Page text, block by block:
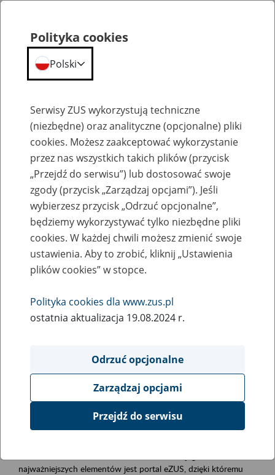
Szkolenia
Zaproś ZUS do siebie - zakładanie profili
eZUS w siedzibie Twojej firmy
Rodzaj wydarzenia
Szkolenia
Obszar merytoryczny
obsługa klientów
Opis wydarzenia
Platforma Usług Elektronicznych ZUS eZUS
najważniejszych elementów jest portal eZUS, dzięki któremu
Polityka cookies
Polski
Serwisy ZUS wykorzystują techniczne
(niezbędne) oraz analityczne (opcjonalne) pliki
cookies. Możesz zaakceptować wykorzystanie
przez nas wszystkich takich plików (przycisk
„Przejdź do serwisu”) lub dostosować swoje
zgody (przycisk „Zarządzaj opcjami”). Jeśli
wybierzesz przycisk „Odrzuć opcjonalne”,
będziemy wykorzystywać tylko niezbędne pliki
cookies. W każdej chwili możesz zmienić swoje
ustawienia. Aby to zrobić, kliknij „Ustawienia
plików cookies” w stopce.
Polityka cookies dla www.zus.pl
ostatnia aktualizacja 19.08.2024 r.
Odrzuć opcjonalne
Zarządzaj opcjami
Przejdź do serwisu